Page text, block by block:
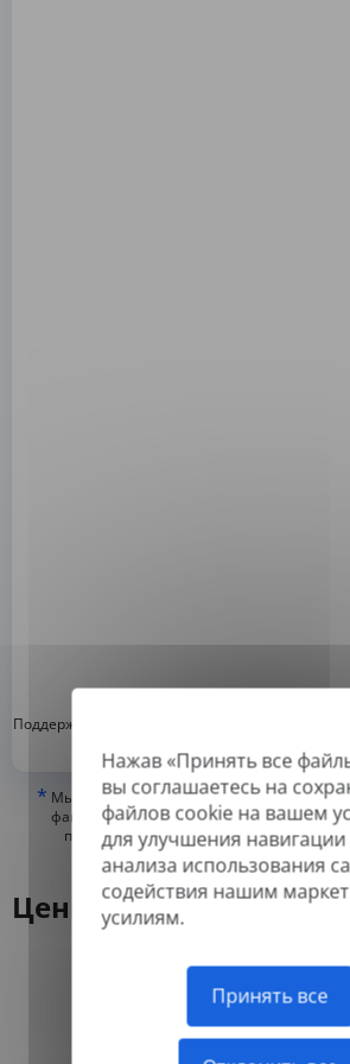
Нажав «Принять все
вы соглашаетесь на
файлов cookie на вашем
для улучшения навигации
анализа использования
содействия нашим
усилиям.
Принять все
Поддерживаемые форматы: DOC, DOCX, ODT, PDF
* Мы можем переводить только
файлы, а также файлы с возможностью
переводить PDF-файлы, состоящие из
отсканированные PDF.
Цены
Ежемесячно